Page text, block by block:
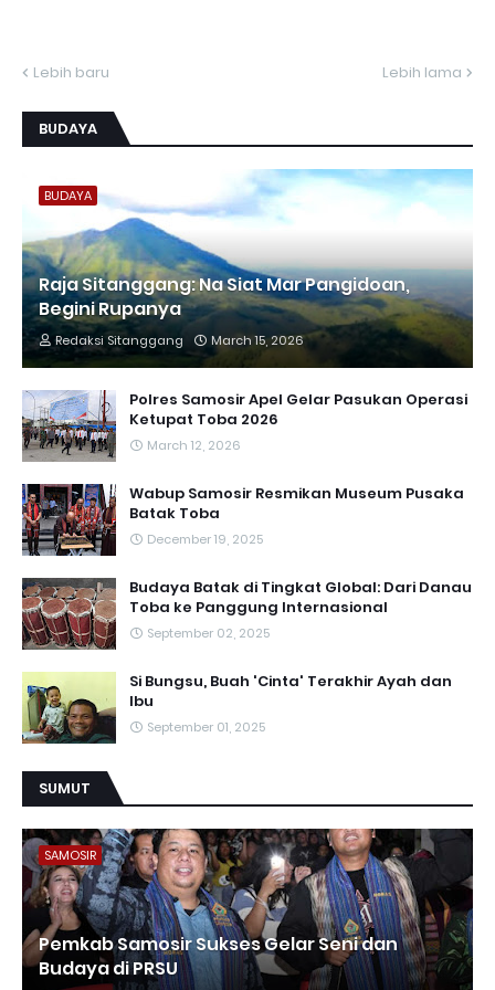
Lebih baru Lebih lama
BUDAYA
BUDAYA
Raja Sitanggang: Na Siat Mar Pangidoan,
Begini Rupanya
Redaksi Sitanggang March 15, 2026
Polres Samosir Apel Gelar Pasukan Operasi
Ketupat Toba 2026
March 12, 2026
Wabup Samosir Resmikan Museum Pusaka
Batak Toba
December 19, 2025
Budaya Batak di Tingkat Global: Dari Danau
Toba ke Panggung Internasional
September 02, 2025
Si Bungsu, Buah 'Cinta' Terakhir Ayah dan
Ibu
September 01, 2025
SUMUT
SAMOSIR
Pemkab Samosir Sukses Gelar Seni dan
Budaya di PRSU